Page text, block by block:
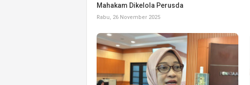
Mahakam Dikelola Perusda
Rabu, 26 November 2025